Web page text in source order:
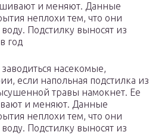
и меняют. Данные
неплохи тем, что они
Подстилку выносят из
год
насекомые,
если напольная подстилка из
травы намокнет. Ее
и меняют. Данные
неплохи тем, что они
Подстилку выносят из